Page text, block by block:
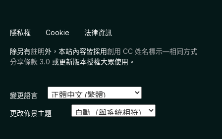
隱私權 Cookie 法律資訊
除另有註明外，本站內容皆採用創用 CC 姓名標示—相同方式
分享條款 3.0 或更新版本授權大眾使用。
變更語言
更改佈景主題